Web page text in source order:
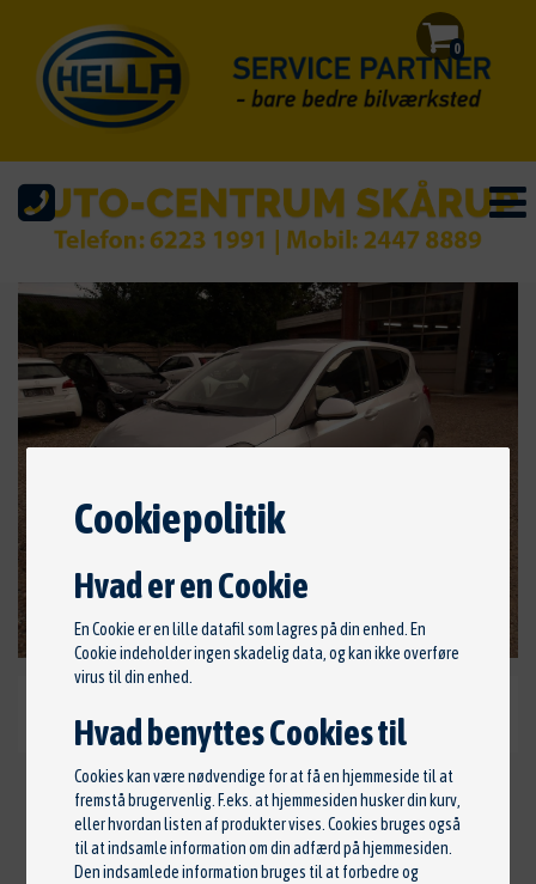
HYUNDAI I10 GO CLIM
39.000 KR.
0
Cookiepolitik
Hvad er en Cookie
En Cookie er en lille datafil som lagres på din enhed. En
Cookie indeholder ingen skadelig data, og kan ikke overføre
virus til din enhed.
Hvad benyttes Cookies til
Cookies kan være nødvendige for at få en hjemmeside til at
fremstå brugervenlig. F.eks. at hjemmesiden husker din kurv,
eller hvordan listen af produkter vises. Cookies bruges også
til at indsamle information om din adfærd på hjemmesiden.
Den indsamlede information bruges til at forbedre og